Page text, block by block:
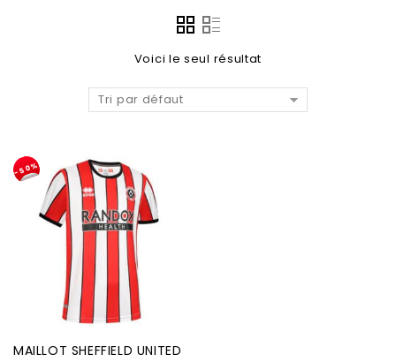
Voici le seul résultat
Tri par défaut
-50%
MAILLOT SHEFFIELD UNITED